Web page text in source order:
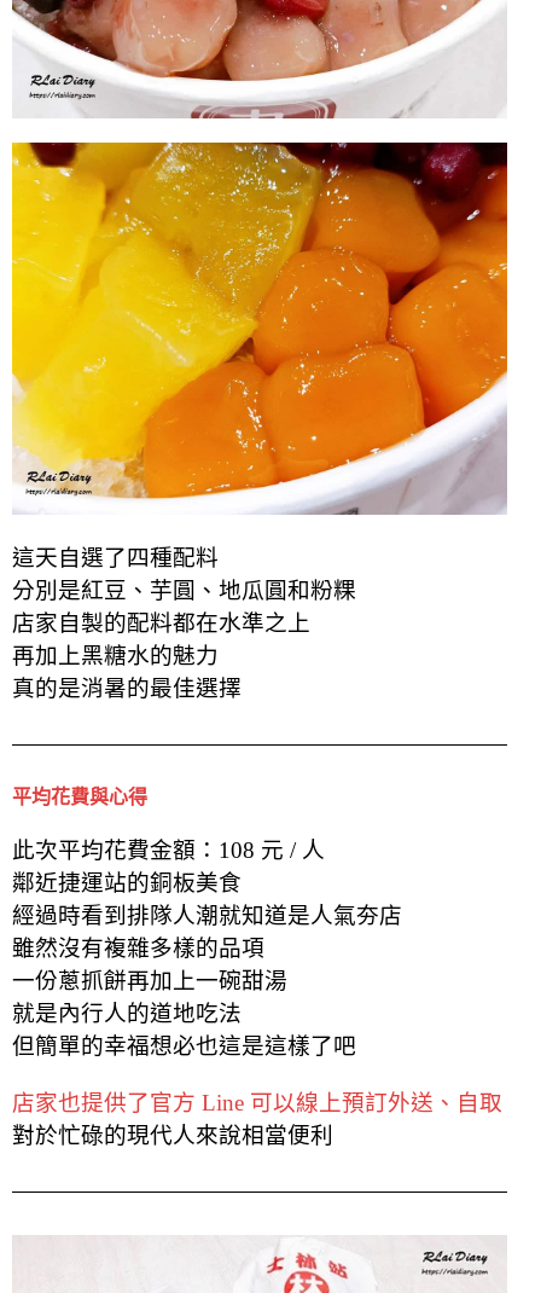
這天自選了四種配料
分別是紅豆、芋圓、地瓜圓和粉粿
店家自製的配料都在水準之上
再加上黑糖水的魅力
真的是消暑的最佳選擇
平均花費與心得
此次平均花費金額：108 元 / 人
鄰近捷運站的銅板美食
經過時看到排隊人潮就知道是人氣夯店
雖然沒有複雜多樣的品項
一份蔥抓餅再加上一碗甜湯
就是內行人的道地吃法
但簡單的幸福想必也這是這樣了吧
店家也提供了官方 Line 可以線上預訂外送、自取
對於忙碌的現代人來說相當便利